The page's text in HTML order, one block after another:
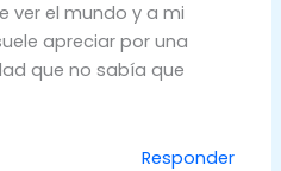
ver el mundo y a mi
apreciar por una
que no sabía que
Responder